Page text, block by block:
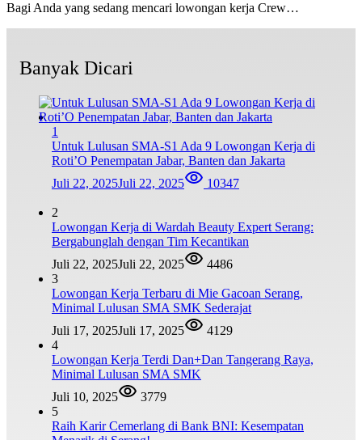
Bagi Anda yang sedang mencari lowongan kerja Crew…
Banyak Dicari
1
Untuk Lulusan SMA-S1 Ada 9 Lowongan Kerja di
Roti’O Penempatan Jabar, Banten dan Jakarta
Juli 22, 2025Juli 22, 2025 10347
2
Lowongan Kerja di Wardah Beauty Expert Serang:
Bergabunglah dengan Tim Kecantikan
Juli 22, 2025Juli 22, 2025
4486
3
Lowongan Kerja Terbaru di Mie Gacoan Serang,
Minimal Lulusan SMA SMK Sederajat
Juli 17, 2025Juli 17, 2025
4129
4
Lowongan Kerja Terdi Dan+Dan Tangerang Raya,
Minimal Lulusan SMA SMK
Juli 10, 2025
3779
5
Raih Karir Cemerlang di Bank BNI: Kesempatan